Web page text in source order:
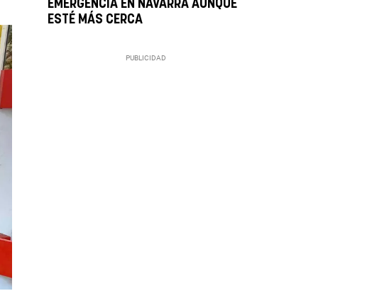
EMERGENCIA EN NAVARRA AUNQUE
ESTÉ MÁS CERCA